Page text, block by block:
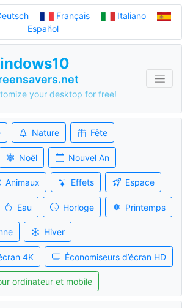
Français
Italiano
Español
your desktop for free!
Nature Fête
Noël Nouvel An
Animaux Effets Espace
Eau Horloge Printemps
Hiver
4K Économiseurs d’écran HD
ordinateur et mobile